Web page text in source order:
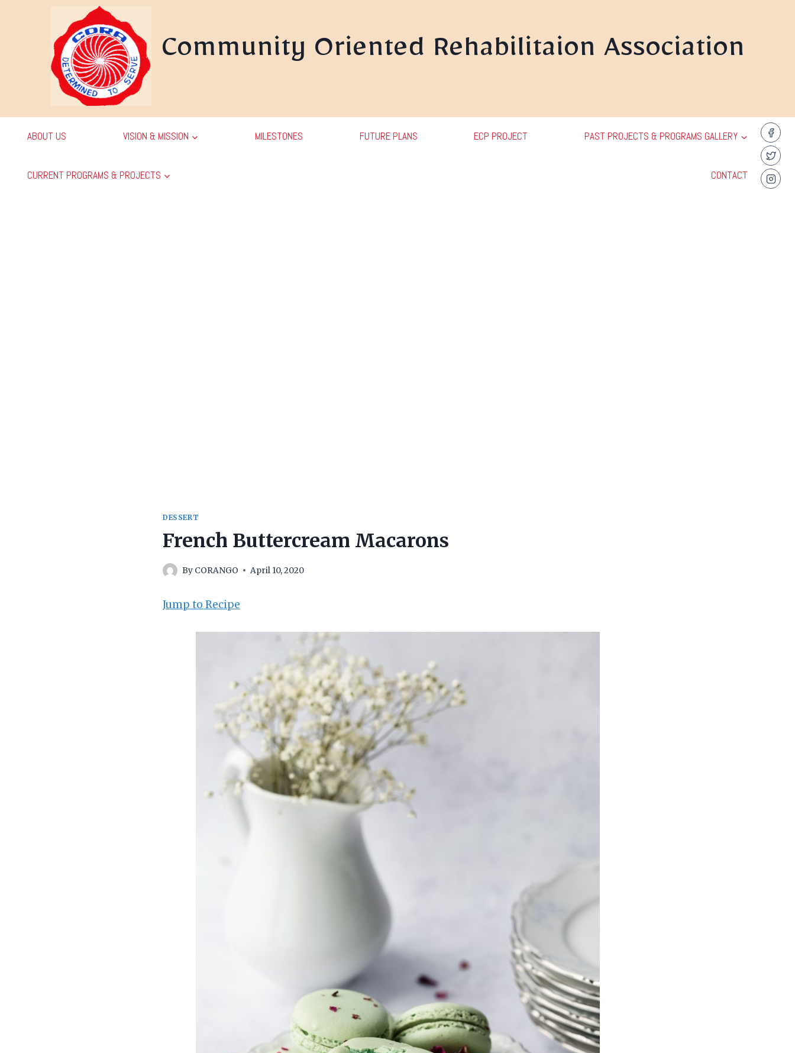
Community Oriented Rehabilitaion Association
ABOUT US VISION & MISSION MILESTONES FUTURE PLANS ECP PROJECT PAST PROJECTS & PROGRAMS GALLERY
CURRENT PROGRAMS & PROJECTS CONTACT
DESSERT
French Buttercream Macarons
By CORANGO April 10, 2020
Jump to Recipe